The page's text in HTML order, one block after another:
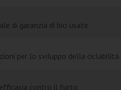
di garanzia di bici usate
per lo sviluppo della ciclabilità
efficacia contro il furto